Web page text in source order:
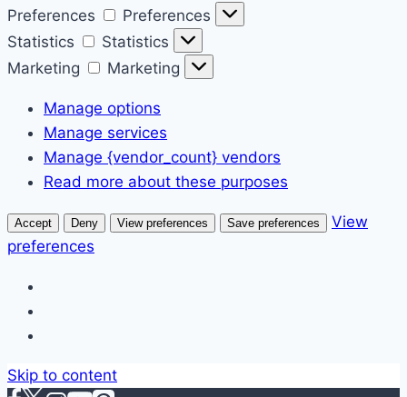
Preferences
Preferences
Statistics
Statistics
Marketing
Marketing
Manage options
Manage services
Manage {vendor_count} vendors
Read more about these purposes
Accept Deny View preferences Save preferences
View
preferences
Skip to content